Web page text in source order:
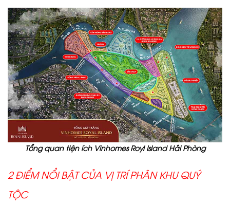
Tổng quan tiện ích Vinhomes Royl Island Hải Phòng
2 ĐIỂM NỔI BẬT CỦA VỊ TRÍ PHÂN KHU QUÝ
TỘC